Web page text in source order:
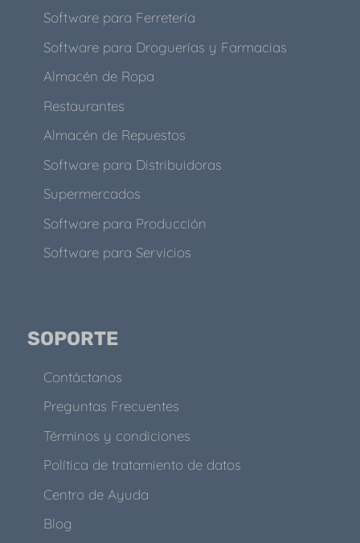
Software para Ferretería
Software para Droguerías y Farmacias
Almacén de Ropa
Restaurantes
Almacén de Repuestos
Software para Distribuidoras
Supermercados
Software para Producción
Software para Servicios
SOPORTE
Contáctanos
Preguntas Frecuentes
Términos y condiciones
Política de tratamiento de datos
Centro de Ayuda
Blog